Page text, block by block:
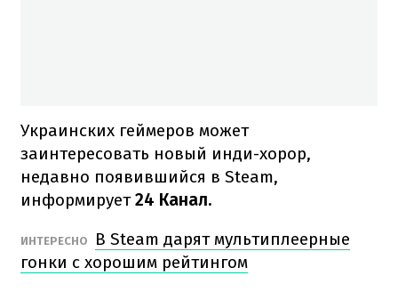
Украинских геймеров может
заинтересовать новый инди-хорор,
недавно появившийся в Steam,
информирует24 Канал.
ИНТЕРЕСНО
В Steam дарят мультиплеерные
гонки с хорошим рейтингом